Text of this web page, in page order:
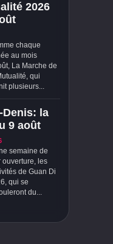
2026
chaque
au mois
La Marche de
qui
plusieurs...
Denis: la
9 août
semaine de
ouverture, les
de Guan Di
qui se
du...